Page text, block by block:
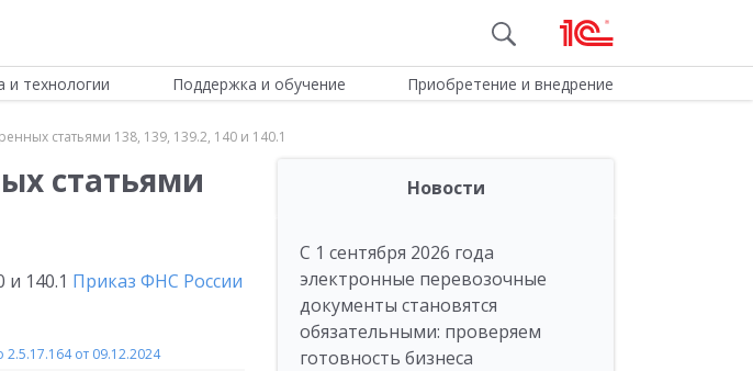
технологии Поддержка и обучение Приобретение и внедрение
статьями 138, 139, 139.2, 140 и 140.1
статьями
140.1 Приказ ФНС России
2.5.17.164 от 09.12.2024
Новости
С 1 сентября 2026 года
электронные перевозочные
документы становятся
обязательными: проверяем
готовность бизнеса